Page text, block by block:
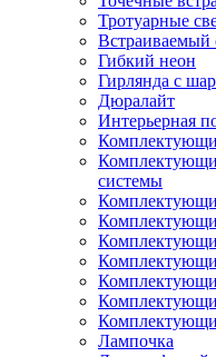
Тротуарные
Встраиваемый
Гибкий неон
Гирлянда с
Дюралайт
Интерьерная
системы
Лампочка